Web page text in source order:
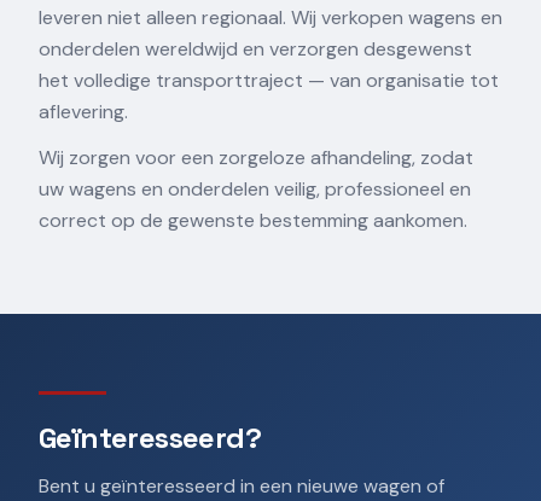
leveren niet alleen regionaal. Wij verkopen wagens en
onderdelen wereldwijd en verzorgen desgewenst
het volledige transporttraject — van organisatie tot
aflevering.
Wij zorgen voor een zorgeloze afhandeling, zodat
uw wagens en onderdelen veilig, professioneel en
correct op de gewenste bestemming aankomen.
Geïnteresseerd?
Bent u geïnteresseerd in een nieuwe wagen of